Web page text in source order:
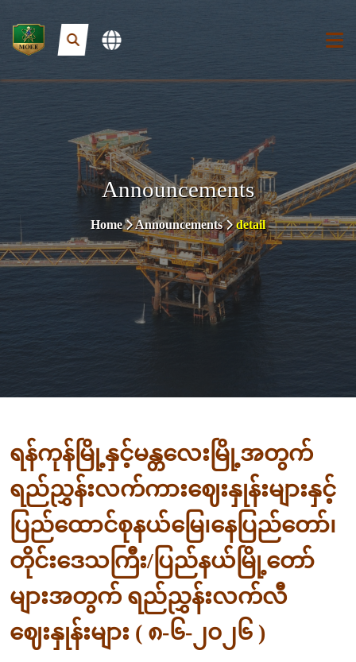
Announcements
Home Announcements detail
ရန်ကုန်မြို့နှင့်မန္တလေးမြို့အတွက်
ရည်ညွှန်းလက်ကားဈေးနှုန်းများနှင့်
ပြည်ထောင်စုနယ်မြေ၊နေပြည်တော်၊
တိုင်းဒေသကြီး/ပြည်နယ်မြို့တော်
များအတွက် ရည်ညွှန်းလက်လီ
ဈေးနှုန်းများ ( ၈-၆-၂၀၂၆ )